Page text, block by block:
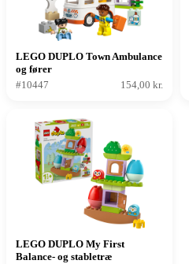
LEGO DUPLO Town Ambulance
og fører
#10447
154,00 kr.
LEGO DUPLO My First
Balance- og stabletræ